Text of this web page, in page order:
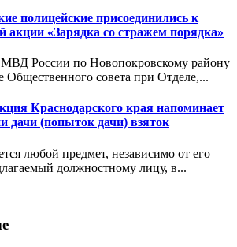
полицейские присоединились к
акции «Зарядка со стражем порядка»
России по Новопокровскому району
Общественного совета при Отделе,...
Краснодарского края напоминает
дачи (попыток дачи) взяток
любой предмет, независимо от его
должностному лицу, в...